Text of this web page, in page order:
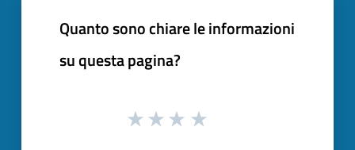
Quanto sono chiare le informazioni
su questa pagina?